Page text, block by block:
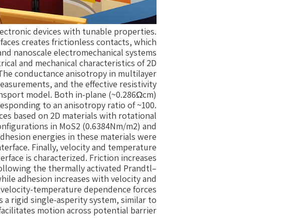
devices with tunable properties.
creates frictionless contacts, which
nanoscale electromechanical systems
and mechanical characteristics of 2D
conductance anisotropy in multilayer
and the effective resistivity
model. Both in-plane (~0.286Ωcm)
to an anisotropy ratio of ~100.
based on 2D materials with rotational
in MoS2 (0.6384Nm/m2) and
energies in these materials were
Finally, velocity and temperature
is characterized. Friction increases
the thermally activated Prandtl–
adhesion increases with velocity and
temperature dependence forces
a rigid single-asperity system, similar to
motion across potential barrier.